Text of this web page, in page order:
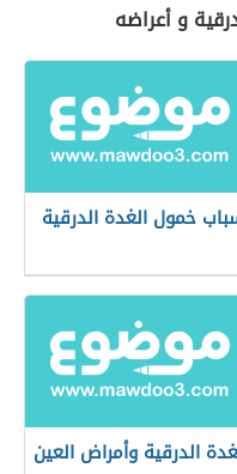
و أعراضه
خمول الغدة الدرقية
الدرقية وأمراض العين